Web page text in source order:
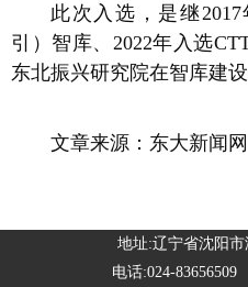
此次入选，是继
引）智库、2022年入选
东北振兴研究院在智库建
文章来源：东大新闻网
地址:辽宁省沈阳
电话:024-